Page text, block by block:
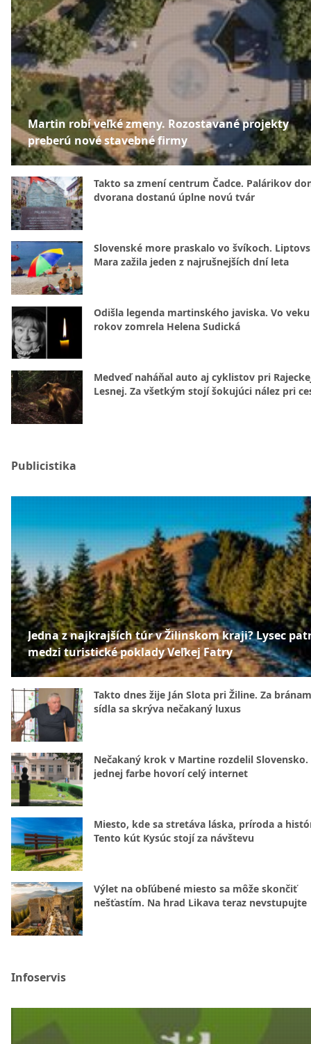
Martin robí veľké zmeny. Rozostavané projekty
preberú nové stavebné firmy
Takto sa zmení centrum Čadce. Palárikov
dvorana dostanú úplne novú tvár
Slovenské more praskalo vo švíkoch.
Mara zažila jeden z najrušnejších dní leta
Odišla legenda martinského javiska. Vo veku
rokov zomrela Helena Sudická
Medveď naháňal auto aj cyklistov pri
Lesnej. Za všetkým stojí šokujúci nález pri
Publicistika
Jedna z najkrajších túr v Žilinskom kraji? Lysec
medzi turistické poklady Veľkej Fatry
Takto dnes žije Ján Slota pri Žiline. Za
sídla sa skrýva nečakaný luxus
Nečakaný krok v Martine rozdelil Slovensko.
jednej farbe hovorí celý internet
Miesto, kde sa stretáva láska, príroda a
Tento kút Kysúc stojí za návštevu
Výlet na obľúbené miesto sa môže skončiť
nešťastím. Na hrad Likava teraz nevstupujte
Infoservis